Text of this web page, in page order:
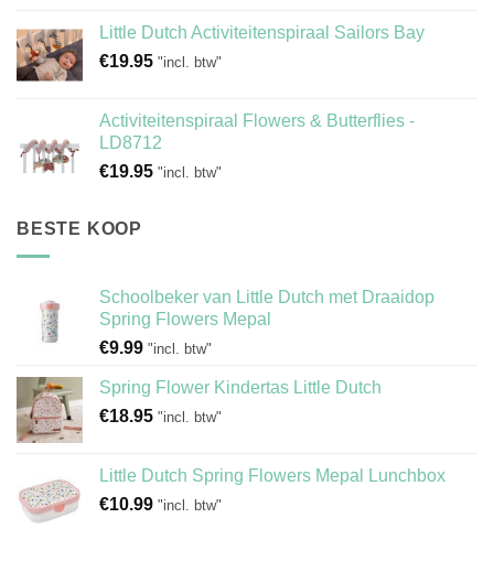
Little Dutch Activiteitenspiraal Sailors Bay
€19.95 "incl. btw"
Activiteitenspiraal Flowers & Butterflies -
LD8712
€19.95 "incl. btw"
BESTE KOOP
Schoolbeker van Little Dutch met Draaidop
Spring Flowers Mepal
€9.99 "incl. btw"
Spring Flower Kindertas Little Dutch
€18.95 "incl. btw"
Little Dutch Spring Flowers Mepal Lunchbox
€10.99 "incl. btw"